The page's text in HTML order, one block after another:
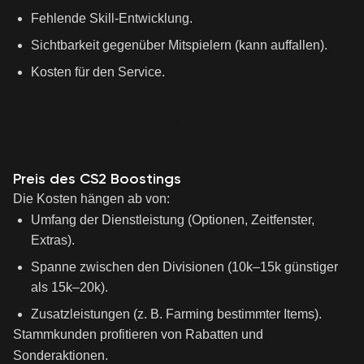
Fehlende Skill-Entwicklung.
Sichtbarkeit gegenüber Mitspielern (kann auffallen).
Kosten für den Service.
Preis des CS2 Boostings
Die Kosten hängen ab von:
Umfang der Dienstleistung (Optionen, Zeitfenster,
Extras).
Spanne zwischen den Divisionen (10k–15k günstiger
als 15k–20k).
Zusatzleistungen (z. B. Farming bestimmter Items).
Stammkunden profitieren von Rabatten und
Sonderaktionen.